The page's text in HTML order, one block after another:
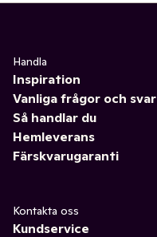
Handla
Inspiration
Vanliga frågor och svar
Så handlar du
Hemleverans
Färskvarugaranti
Kontakta oss
Kundservice